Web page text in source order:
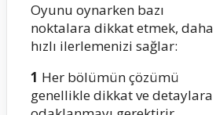
Oyunu oynarken bazı
noktalara dikkat etmek, daha
hızlı ilerlemenizi sağlar:
1 Her bölümün çözümü
genellikle dikkat ve detaylara